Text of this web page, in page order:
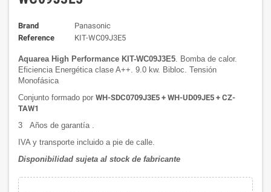
Brand
Panasonic
Reference
KIT-WC09J3E5
Aquarea High Performance KIT-WC09J3E5 Bomba de calor.
Eficiencia Energética clase A++. 9.0 kw. Bibloc. Tensión
Monofásica
Conjunto formado por WH-SDC0709J3E5 + WH-UD09JE5 + CZ-
TAW1
3 Años de garantía .
IVA y transporte incluido a pie de calle.
Disponibilidad sujeta al stock de fabricante